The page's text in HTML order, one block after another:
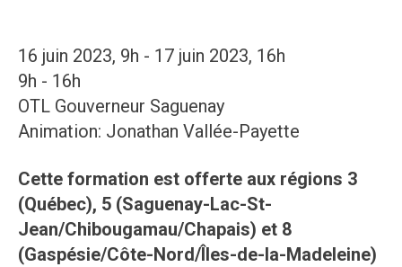
16 juin 2023, 9h - 17 juin 2023, 16h
9h - 16h
OTL Gouverneur Saguenay
Animation: Jonathan Vallée-Payette
Cette formation est offerte aux régions 3
(Québec), 5 (Saguenay-Lac-St-
Jean/Chibougamau/Chapais) et 8
(Gaspésie/Côte-Nord/Îles-de-la-Madeleine)